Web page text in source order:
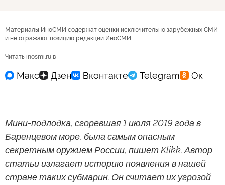
Материалы ИноСМИ содержат оценки исключительно зарубежных СМИ
и не отражают позицию редакции ИноСМИ
Читать inosmi.ru в
Мини-подлодка, сгоревшая 1 июля 2019 года в
Баренцевом море, была самым опасным
секретным оружием России, пишет Klikk. Автор
статьи излагает историю появления в нашей
стране таких субмарин. Он считает их угрозой